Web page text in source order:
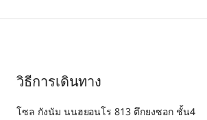
วิธีการเดินทาง
โซล กังนัม นนฮยอนโร 813 ตึกยงซอก ชั้น4